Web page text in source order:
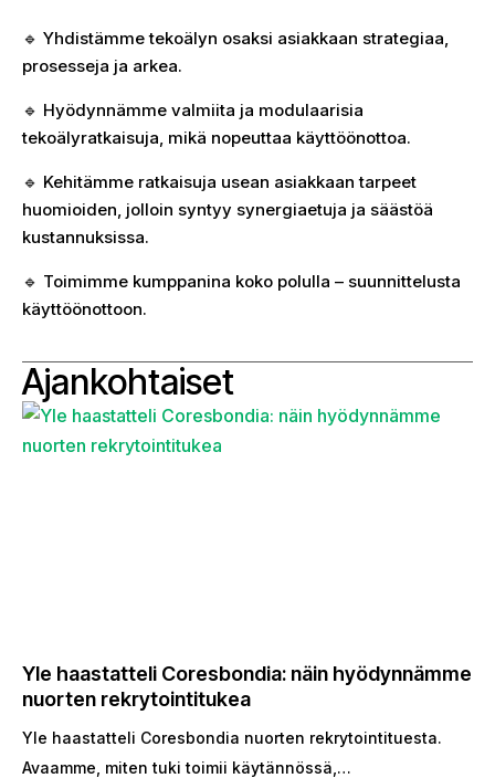
🔹 Yhdistämme tekoälyn osaksi asiakkaan strategiaa,
prosesseja ja arkea.
🔹 Hyödynnämme valmiita ja modulaarisia
tekoälyratkaisuja, mikä nopeuttaa käyttöönottoa.
🔹 Kehitämme ratkaisuja usean asiakkaan tarpeet
huomioiden, jolloin syntyy synergiaetuja ja säästöä
kustannuksissa.
🔹 Toimimme kumppanina koko polulla – suunnittelusta
käyttöönottoon.
Ajankohtaiset
Yle haastatteli Coresbondia: näin hyödynnämme
nuorten rekrytointitukea
Yle haastatteli Coresbondia nuorten rekrytointituesta.
Avaamme, miten tuki toimii käytännössä,…